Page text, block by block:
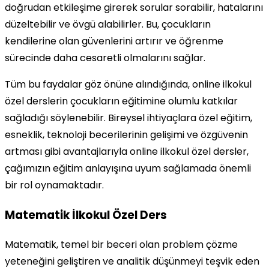
doğrudan etkileşime girerek sorular sorabilir, hatalarını
düzeltebilir ve övgü alabilirler. Bu, çocukların
kendilerine olan güvenlerini artırır ve öğrenme
sürecinde daha cesaretli olmalarını sağlar.
Tüm bu faydalar göz önüne alındığında, online ilkokul
özel derslerin çocukların eğitimine olumlu katkılar
sağladığı söylenebilir. Bireysel ihtiyaçlara özel eğitim,
esneklik, teknoloji becerilerinin gelişimi ve özgüvenin
artması gibi avantajlarıyla online ilkokul özel dersler,
çağımızın eğitim anlayışına uyum sağlamada önemli
bir rol oynamaktadır.
Matematik İlkokul Özel Ders
Matematik, temel bir beceri olan problem çözme
yeteneğini geliştiren ve analitik düşünmeyi teşvik eden